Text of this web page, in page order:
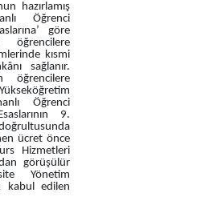
hazırlamış
Öğrenci
göre
kısmi
sağlanır.
öğrencilere
Öğrenci
9.
ücret önce
Hizmetleri
görüşülür
Yönetim
kabul edilen